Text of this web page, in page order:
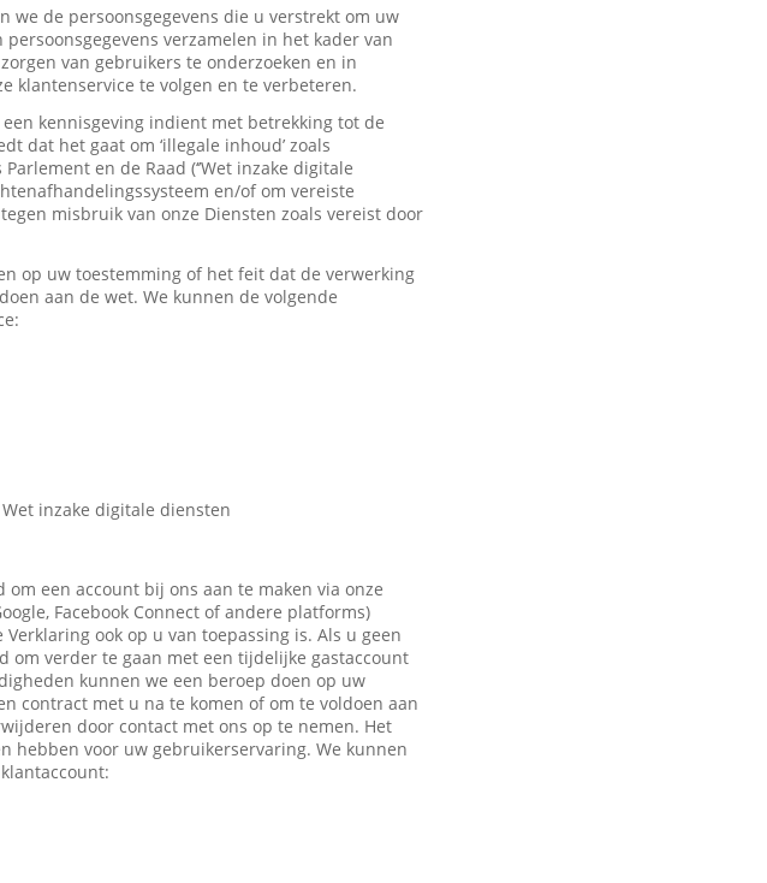
we de persoonsgegevens die u verstrekt om uw
verzamelen in het kader van
van gebruikers te onderzoeken en in
klantenservice te volgen en te verbeteren.
kennisgeving indient met betrekking tot de
dat het gaat om ‘illegale inhoud’ zoals
en de Raad (‘’Wet inzake digitale
en/of om vereiste
misbruik van onze Diensten zoals vereist door
op uw toestemming of het feit dat de verwerking
aan de wet. We kunnen de volgende
inzake digitale diensten
een account bij ons aan te maken via onze
Facebook Connect of andere platforms)
ook op u van toepassing is. Als u geen
om verder te gaan met een tijdelijke gastaccount
kunnen we een beroep doen op uw
contract met u na te komen of om te voldoen aan
door contact met ons op te nemen. Het
hebben voor uw gebruikerservaring. We kunnen